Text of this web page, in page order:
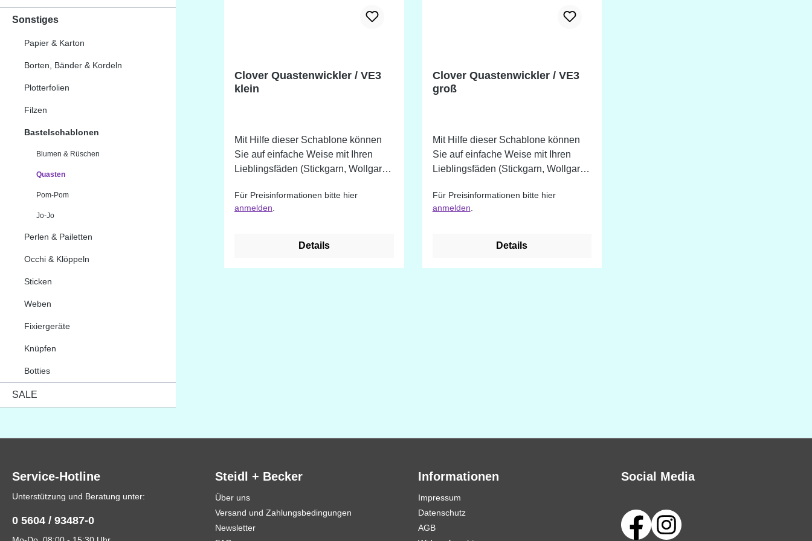
Sonstiges
Papier & Karton
Borten, Bänder & Kordeln
Plotterfolien
Filzen
Bastelschablonen
Blumen & Rüschen
Quasten
Pom-Pom
Jo-Jo
Perlen & Pailetten
Occhi & Klöppeln
Sticken
Weben
Fixiergeräte
Knüpfen
Botties
SALE
Clover Quastenwickler / VE3
klein
Mit Hilfe dieser Schablone können
Sie auf einfache Weise mit Ihren
Lieblingsfäden (Stickgarn, Wollgarn
Größen herstellen. Für folgende
Quastengrößen: ca. 3 cm ca. 4 cm
Für Preisinformationen bitte hier
anmelden
Details
Clover Quastenwickler / VE3
groß
Mit Hilfe dieser Schablone können
Sie auf einfache Weise mit Ihren
Lieblingsfäden (Stickgarn, Wollgarn
Größen herstellen. Für folgende
Quastengrößen: ca. 6 cm ca. 7 cm
klein erhältlich.
Für Preisinformationen bitte hier
anmelden
Details
Service-Hotline
Unterstützung und Beratung unter:
0 5604 / 93487-0
Steidl + Becker
Über uns
Versand und Zahlungsbedingungen
Newsletter
Informationen
Impressum
Datenschutz
AGB
Social Media